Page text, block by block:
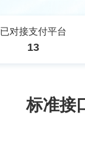
已对接支付平台
13
标准接